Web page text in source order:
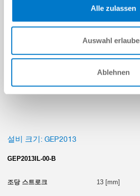
Alle zulassen
Auswahl
Ablehnen
I/O
IP40
설비 크기: GEP2013
GEP2013IL-00-B
13 [mm]